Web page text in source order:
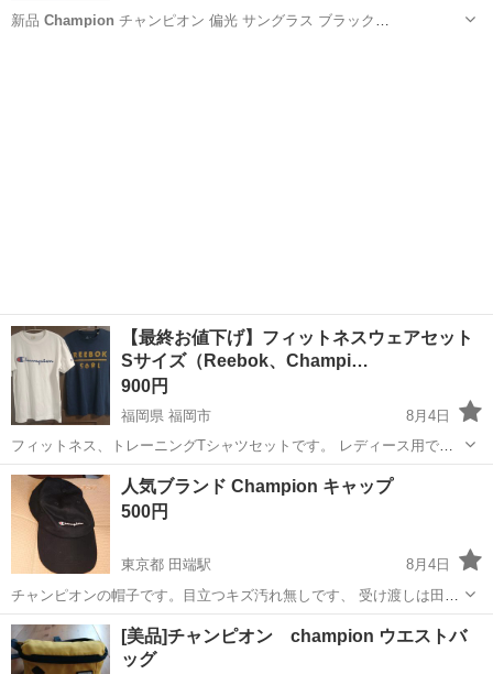
新品 Champion チャンピオン 偏光 サングラス ブラック
【最終お値下げ】フィットネスウェアセット
Sサイズ（Reebok、Champi…
900円
福岡県 福岡市
8月4日
フィットネス、トレーニングTシャツセットです。 レディース用で
す。 ジム用で購入しましたが 半年程で退会したので商品の状態は良
好。 ダメージや襟や袖の伸びも少ないです！ 【1枚目】 ブランド…
Reebok サイズ...
福岡 福岡市 Tシャツ Reebok
人気ブランド Champion キャップ
500円
東京都 田端駅
8月4日
チャンピオンの帽子です。目立つキズ汚れ無しです、 受け渡しは田
端、駒込、本駒込、巣鴨、千石、千駄木、西日暮里、上中里、尾久、
王子、など
東京 北区 田端駅 小物
[美品]チャンピオン champion ウエストバ
ッグ